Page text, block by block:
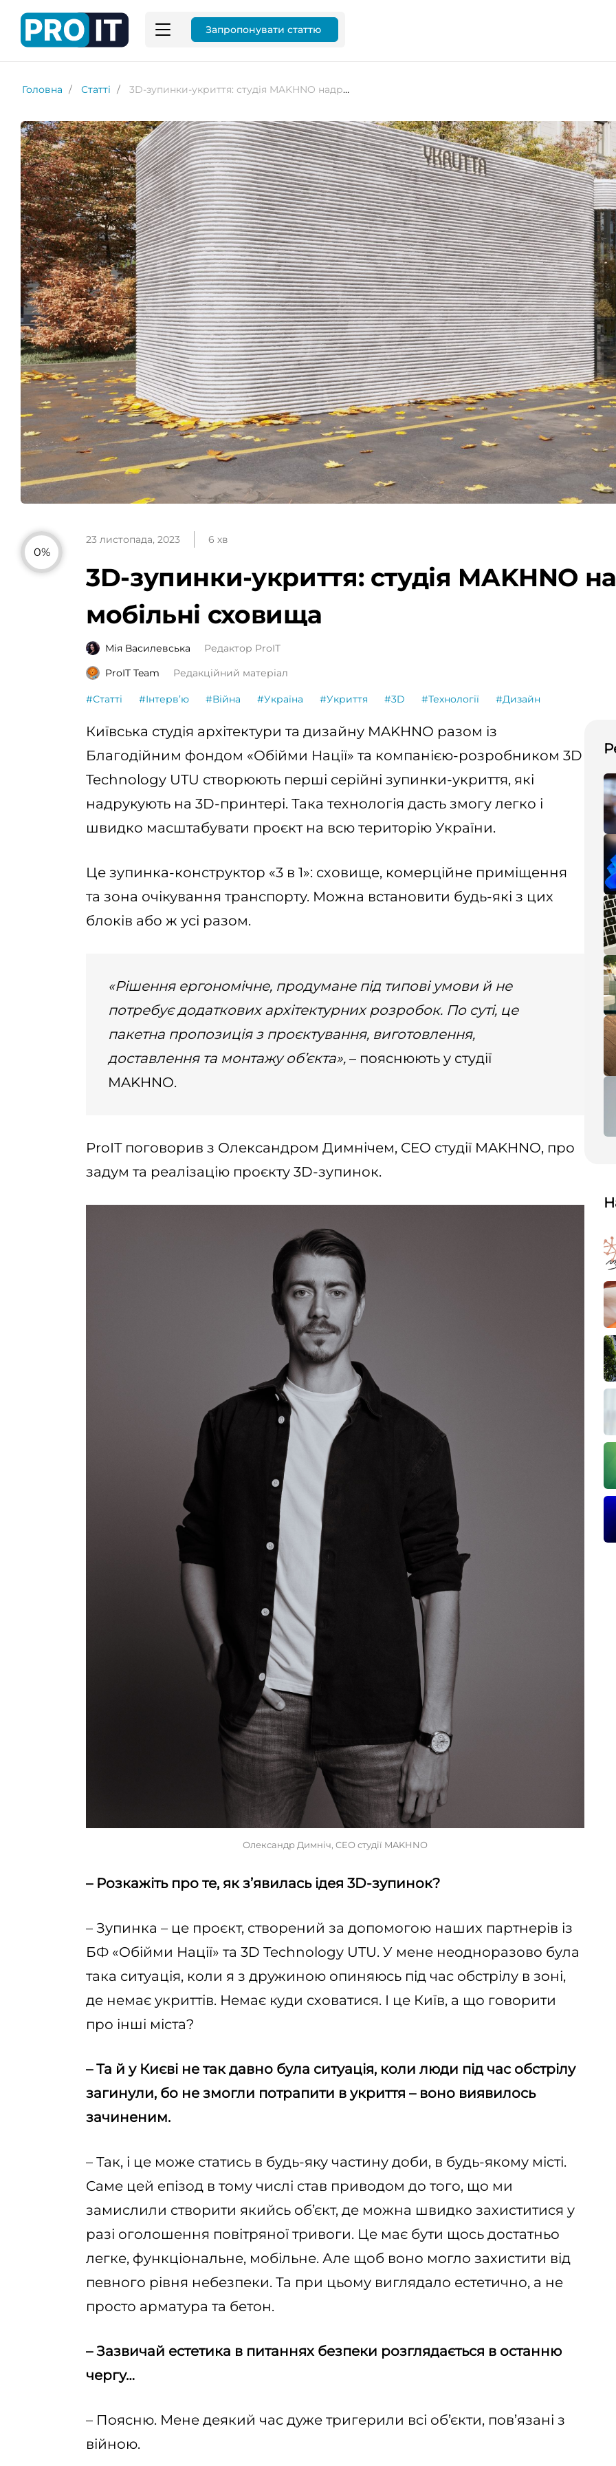
Запропонувати статтю
Головна Статті 3D-зупинки-укриття: студія MAKHNO надрукує сучасні мобільні сховища
0%
23 листопада, 2023 6 хв
3D-зупинки-укриття: студія MAKHNO
мобільні сховища
Мія Василевська
Редактор ProIT
ProIT Team
Редакційний матеріал
#Статті #Інтервʼю #Війна #Україна #Укриття #3D #Технології #Дизайн
Київська студія архітектури та дизайну MAKHNO разом із
Благодійним фондом «Обійми Нації» та компанією-розробником 3D
Technology UTU створюють перші серійні зупинки-укриття, які
надрукують на 3D-принтері. Така технологія дасть змогу легко і
швидко масштабувати проєкт на всю територію України.
Це зупинка-конструктор «3 в 1»: сховище, комерційне приміщення
та зона очікування транспорту. Можна встановити будь-які з цих
блоків або ж усі разом.
«Рішення ергономічне, продумане під типові умови й не
потребує додаткових архітектурних розробок. По суті, це
пакетна пропозиція з проєктування, виготовлення,
доставлення та монтажу об’єкта», – пояснюють у студії
MAKHNO.
ProIT поговорив з Олександром Димнічем, CEO студії MAKHNO, про
задум та реалізацію проєкту 3D-зупинок.
Олександр Димніч, CEO студії MAKHNO
– Розкажіть про те, як з’явилась ідея 3D-зупинок?
– Зупинка – це проєкт, створений за допомогою наших партнерів із
БФ «Обійми Нації» та 3D Technology UTU. У мене неодноразово була
така ситуація, коли я з дружиною опиняюсь під час обстрілу в зоні,
де немає укриттів. Немає куди сховатися. І це Київ, а що говорити
про інші міста?
– Та й у Києві не так давно була ситуація, коли люди під час обстрілу
загинули, бо не змогли потрапити в укриття – воно виявилось
зачиненим.
– Так, і це може статись в будь-яку частину доби, в будь-якому місті.
Саме цей епізод в тому числі став приводом до того, що ми
замислили створити якийсь об’єкт, де можна швидко захиститися у
разі оголошення повітряної тривоги. Це має бути щось достатньо
легке, функціональне, мобільне. Але щоб воно могло захистити від
певного рівня небезпеки. Та при цьому виглядало естетично, а не
просто арматура та бетон.
– Зазвичай естетика в питаннях безпеки розглядається в останню
чергу…
– Поясню. Мене деякий час дуже тригерили всі об’єкти, пов’язані з
війною.